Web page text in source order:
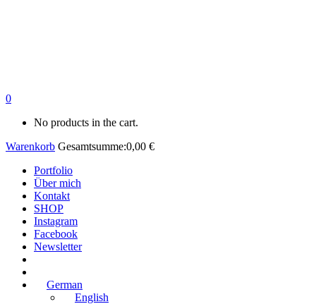
0
No products in the cart.
Warenkorb Gesamtsumme:0,00 €
Portfolio
Über mich
Kontakt
SHOP
Instagram
Facebook
Newsletter
German
English